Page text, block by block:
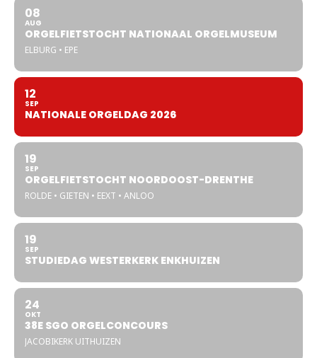
08
AUG
ORGELFIETSTOCHT NATIONAAL ORGELMUSEUM
ELBURG • EPE
12
SEP
NATIONALE ORGELDAG 2026
19
SEP
ORGELFIETSTOCHT NOORDOOST-DRENTHE
ROLDE • GIETEN • EEXT • ANLOO
19
SEP
STUDIEDAG WESTERKERK ENKHUIZEN
24
OKT
38E SGO ORGELCONCOURS
JACOBIKERK UITHUIZEN